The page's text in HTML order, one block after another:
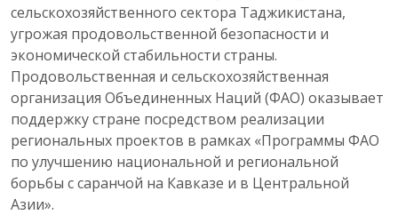
сельскохозяйственного сектора Таджикистана,
угрожая продовольственной безопасности и
экономической стабильности страны.
Продовольственная и сельскохозяйственная
организация Объединенных Наций (ФАО) оказывает
поддержку стране посредством реализации
региональных проектов в рамках «Программы ФАО
по улучшению национальной и региональной
борьбы с саранчой на Кавказе и в Центральной
Азии».